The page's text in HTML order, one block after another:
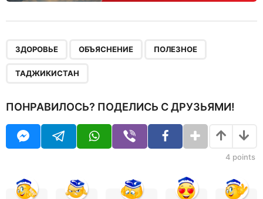
ЗДОРОВЬЕ ОБЪЯСНЕНИЕ ПОЛЕЗНОЕ
ТАДЖИКИСТАН
ПОНРАВИЛОСЬ? ПОДЕЛИСЬ С ДРУЗЬЯМИ!
4 points